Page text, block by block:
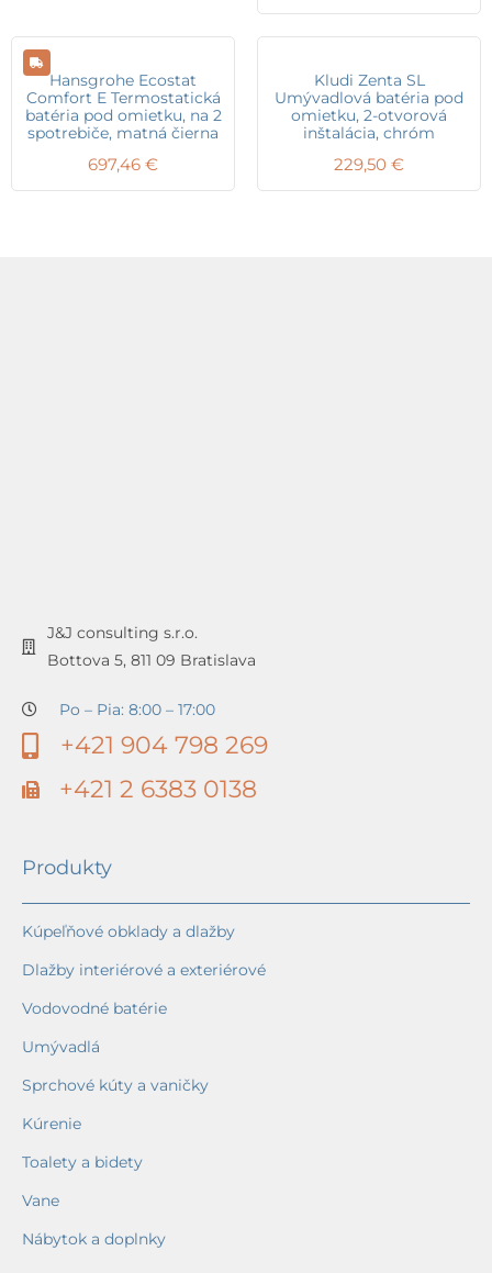
Hansgrohe Ecostat
Comfort E Termostatická
batéria pod omietku, na 2
spotrebiče, matná čierna
697,46 €
Kludi Zenta SL
Umývadlová batéria pod
omietku, 2-otvorová
inštalácia, chróm
229,50 €
J&J consulting s.r.o.
Bottova 5, 811 09 Bratislava
Po – Pia: 8:00 – 17:00
+421 904 798 269
+421 2 6383 0138
Produkty
Kúpeľňové obklady a dlažby
Dlažby interiérové a exteriérové
Vodovodné batérie
Umývadlá
Sprchové kúty a vaničky
Kúrenie
Toalety a bidety
Vane
Nábytok a doplnky